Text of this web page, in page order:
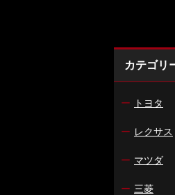
カテゴリ
ー トヨタ
ー レクサス
ー マツダ
ー 三菱